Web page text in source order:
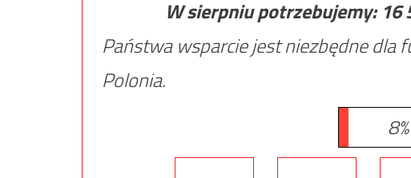
W sierpniu potrzebujemy: 16
Państwa wsparcie jest niezbędne dla
Polonia.
8%